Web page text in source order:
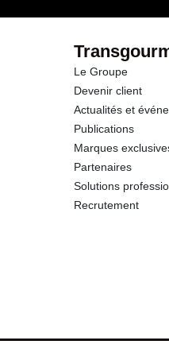
Protéines
Sel
Sodium
Calcium
Le Groupe
Devenir client
Actualités et
Publications
Marques
Partenaires
Solutions
Recrutement